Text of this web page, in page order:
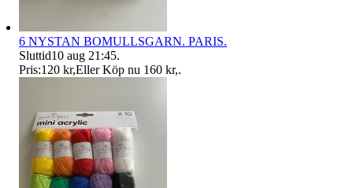
6 NYSTAN BOMULLSGARN. PARIS.
Sluttid10 aug 21:45.
Pris:120 kr,Eller Köp nu 160 kr,.